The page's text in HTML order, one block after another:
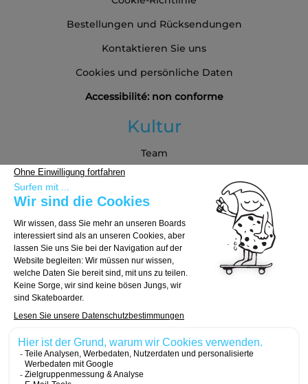
Bestellungen und Rücksendungen
Kontaktieren Sie uns
Cookies und persönliche Daten
Accessibilité: non conforme
Kultur
Team
Partners
Kaufberatung
Board auswählen